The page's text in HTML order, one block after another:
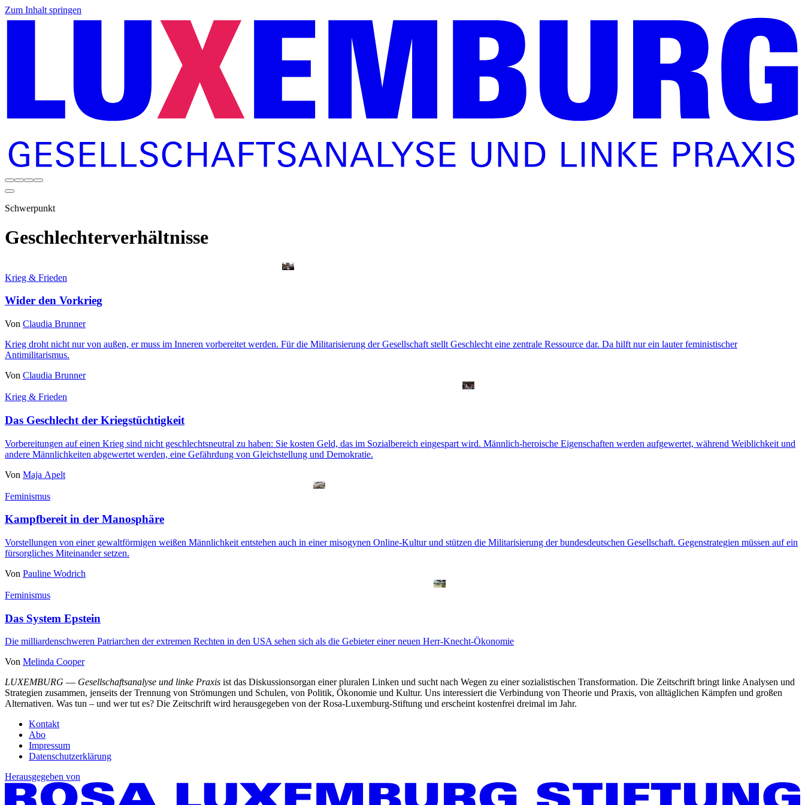
Zum Inhalt springen
Schwerpunkt
Geschlechterverhältnisse
Krieg & Frieden
Wider den Vorkrieg
Von Claudia Brunner
Krieg droht nicht nur von außen, er muss im Inneren vorbereitet werden. Für die Militarisierung der Gesellschaft stellt Geschlecht eine zentrale Ressource dar. Da hilft nur ein lauter feministischer
Antimilitarismus.
Von Claudia Brunner
Krieg & Frieden
Das Geschlecht der Kriegstüchtigkeit
Vorbereitungen auf einen Krieg sind nicht geschlechtsneutral zu haben: Sie kosten Geld, das im Sozialbereich eingespart wird. Männlich-heroische Eigenschaften werden aufgewertet, während Weiblichkeit und
andere Männlichkeiten abgewertet werden, eine Gefährdung von Gleichstellung und Demokratie.
Von Maja Apelt
Feminismus
Kampfbereit in der Manosphäre
Vorstellungen von einer gewaltförmigen weißen Männlichkeit entstehen auch in einer misogynen Online-Kultur und stützen die Militarisierung der bundesdeutschen Gesellschaft. Gegenstrategien müssen auf ein
fürsorgliches Miteinander setzen.
Von Pauline Wodrich
Feminismus
Das System Epstein
Die milliardenschweren Patriarchen der extremen Rechten in den USA sehen sich als die Gebieter einer neuen Herr-Knecht-Ökonomie
Von Melinda Cooper
LUXEMBURG — Gesellschaftsanalyse und linke Praxis ist das Diskussionsorgan einer pluralen Linken und sucht nach Wegen zu einer sozialistischen Transformation. Die Zeitschrift bringt linke Analysen und
Strategien zusammen, jenseits der Trennung von Strömungen und Schulen, von Politik, Ökonomie und Kultur. Uns interessiert die Verbindung von Theorie und Praxis, von alltäglichen Kämpfen und großen
Alternativen. Was tun – und wer tut es? Die Zeitschrift wird herausgegeben von der Rosa-Luxemburg-Stiftung und erscheint kostenfrei dreimal im Jahr.
Kontakt
Abo
Impressum
Datenschutzerklärung
Herausgegeben von